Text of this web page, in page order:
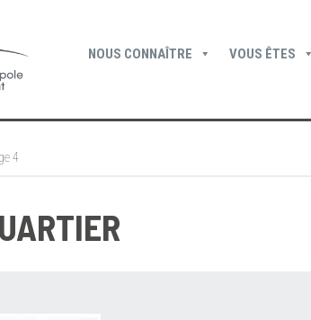
NOUS CONNAÎTRE VOUS ÊTES
4